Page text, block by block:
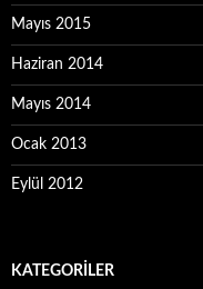
Mayıs 2015
Haziran 2014
Mayıs 2014
Ocak 2013
Eylül 2012
KATEGORILER